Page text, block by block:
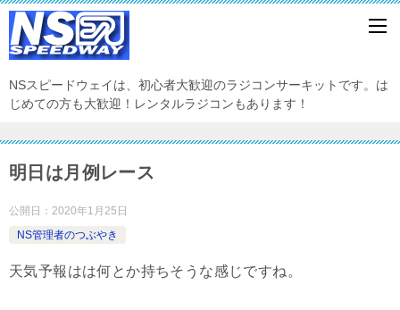
NSスピードウェイは、初心者大歓迎のラジコンサーキットです。は
じめての方も大歓迎！レンタルラジコンもあります！
明日は月例レース
公開日： 2020年1月25日
NS管理者のつぶやき
天気予報はは何とか持ちそうな感じですね。